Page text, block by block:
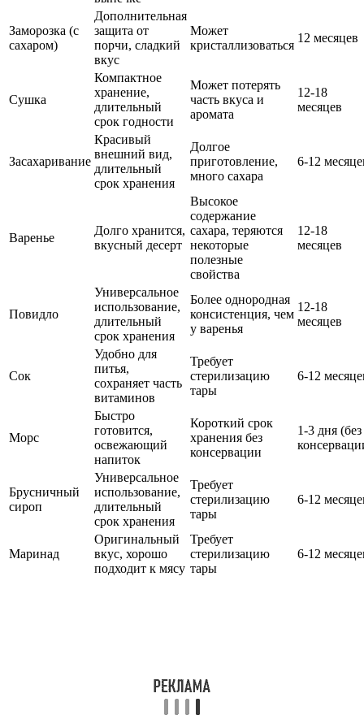
Заморозка (с
сахаром)
Дополнительная
защита от
порчи, сладкий
вкус
Может
кристаллизоваться
12 месяцев
Сушка
Компактное
хранение,
длительный
срок годности
Может потерять
часть вкуса и
аромата
12-18
месяцев
Засахаривание
Красивый
внешний вид,
длительный
срок хранения
Долгое
приготовление,
много сахара
6-12
Варенье
Долго хранится,
вкусный десерт
Высокое
содержание
сахара, теряются
некоторые
полезные
свойства
12-18
месяцев
Повидло
Универсальное
использование,
длительный
срок хранения
Более однородная
консистенция, чем
у варенья
12-18
месяцев
Сок
Удобно для
питья,
сохраняет часть
витаминов
Требует
стерилизацию
тары
6-12
Морс
Быстро
готовится,
освежающий
напиток
Короткий срок
хранения без
консервации
1-3 дня (без
Брусничный
сироп
Универсальное
использование,
длительный
срок хранения
Требует
стерилизацию
тары
6-12
Маринад
Оригинальный
вкус, хорошо
подходит к мясу
Требует
стерилизацию
тары
6-12